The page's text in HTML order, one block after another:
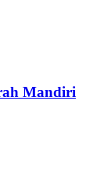
Mandiri